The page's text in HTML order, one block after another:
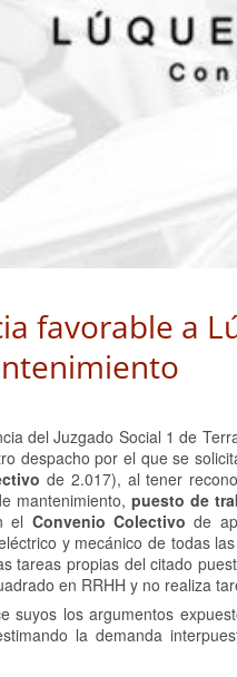
favorable a
del Juzgado Social 1 de
despacho por el que se
de 2.017), al tener
mantenimiento, puesto de
el Convenio Colectivo de
y mecánico de todas
tareas propias del citado
en RRHH y no realiza
suyos los argumentos
la demanda